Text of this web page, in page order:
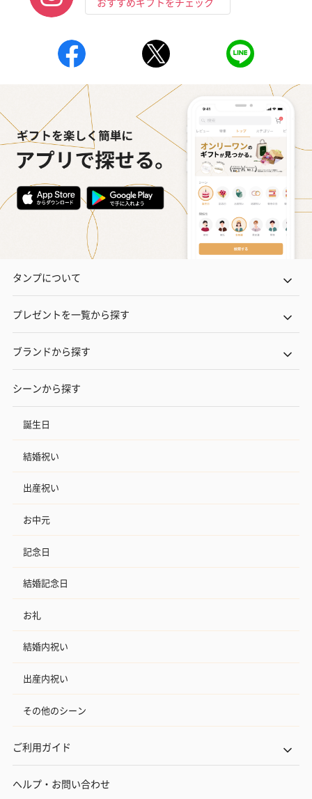
キャンドル・お香を同梱してお届けいたします。
フラッグカプセル：イ
ンセンススティック
（END）（880円）
フラッグカプセル：イ
ンセンススティック
（St.OSMANTHUS）
ショートイン
（GRAPE
お酒
※20歳未満の方への酒類の販売はいたしません。
プレミアムビール イネ
ディット（712円）
酒（655円）
ブラック１２
す。
いぶりがっことチーズ
のオイル漬（981円）
のオイル漬（塩麹&レモ
円）
タンプについて
プレゼントを一覧から探す
ブランドから探す
シーンから探す
誕生日
結婚祝い
出産祝い
お中元
記念日
結婚記念日
お礼
結婚内祝い
出産内祝い
その他のシーン
ご利用ガイド
ヘルプ・お問い合わせ